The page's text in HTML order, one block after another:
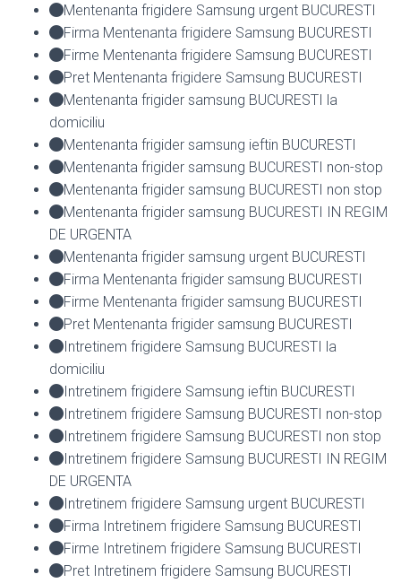
Mentenanta frigidere Samsung urgent BUCURESTI
Firma Mentenanta frigidere Samsung BUCURESTI
Firme Mentenanta frigidere Samsung BUCURESTI
Pret Mentenanta frigidere Samsung BUCURESTI
Mentenanta frigider samsung BUCURESTI la
domiciliu
Mentenanta frigider samsung ieftin BUCURESTI
Mentenanta frigider samsung BUCURESTI non-stop
Mentenanta frigider samsung BUCURESTI non stop
Mentenanta frigider samsung BUCURESTI IN REGIM
DE URGENTA
Mentenanta frigider samsung urgent BUCURESTI
Firma Mentenanta frigider samsung BUCURESTI
Firme Mentenanta frigider samsung BUCURESTI
Pret Mentenanta frigider samsung BUCURESTI
Intretinem frigidere Samsung BUCURESTI la
domiciliu
Intretinem frigidere Samsung ieftin BUCURESTI
Intretinem frigidere Samsung BUCURESTI non-stop
Intretinem frigidere Samsung BUCURESTI non stop
Intretinem frigidere Samsung BUCURESTI IN REGIM
DE URGENTA
Intretinem frigidere Samsung urgent BUCURESTI
Firma Intretinem frigidere Samsung BUCURESTI
Firme Intretinem frigidere Samsung BUCURESTI
Pret Intretinem frigidere Samsung BUCURESTI